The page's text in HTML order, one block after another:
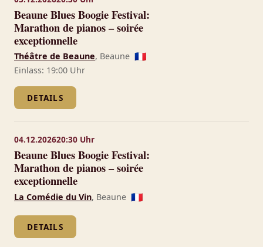
Beaune Blues Boogie Festival:
Marathon de pianos – soirée
exceptionnelle
Théâtre de Beaune, Beaune 🇫🇷
Einlass: 19:00 Uhr
DETAILS
04.12.202620:30 Uhr
Beaune Blues Boogie Festival:
Marathon de pianos – soirée
exceptionnelle
La Comédie du Vin, Beaune 🇫🇷
DETAILS